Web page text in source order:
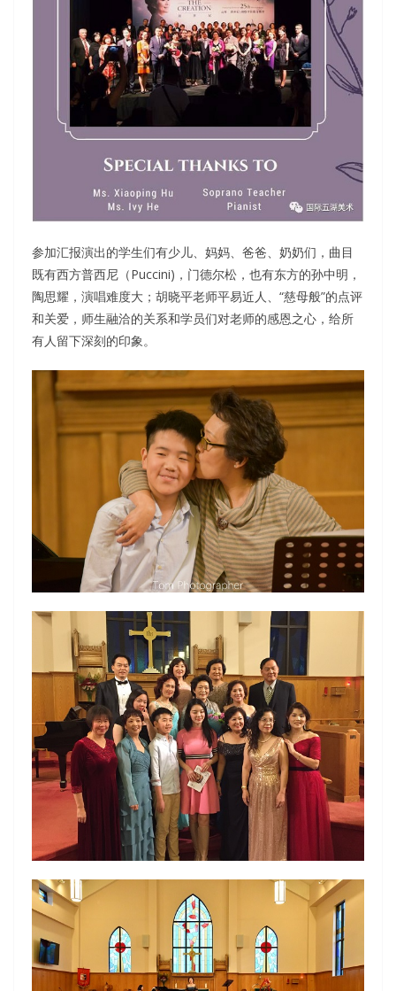
参加汇报演出的学生们有少儿、妈妈、爸爸、奶奶们，曲目
既有西方普西尼（Puccini)，门德尔松，也有东方的孙中明，
陶思耀，演唱难度大；胡晓平老师平易近人、“慈母般”的点评
和关爱，师生融洽的关系和学员们对老师的感恩之心，给所
有人留下深刻的印象。